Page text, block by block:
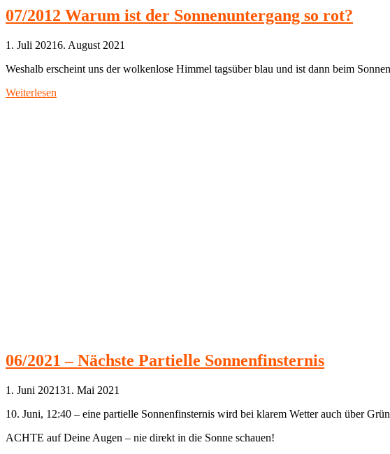
07/2012 Warum ist der Sonnenuntergang so rot?
1. Juli 20216. August 2021
Weshalb erscheint uns der wolkenlose Himmel tagsüber blau und ist dann beim
Weiterlesen
06/2021 – Nächste Partielle Sonnenfinsternis
1. Juni 202131. Mai 2021
10. Juni, 12:40 – eine partielle Sonnenfinsternis wird bei klarem Wetter auch über
ACHTE auf Deine Augen – nie direkt in die Sonne schauen!